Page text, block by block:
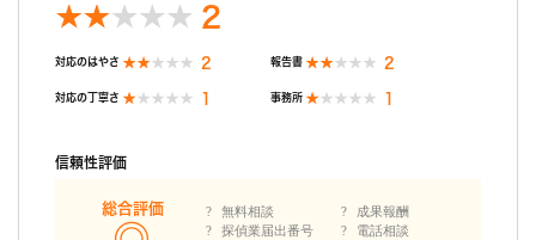
2
対応のはやさ 2 報告書 2
対応の丁寧さ 1 事務所 1
信頼性評価
総合評価
無料相談
探偵業届出番号
成果報酬
電話相談